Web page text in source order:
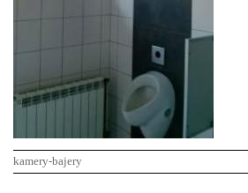
kamery-bajery